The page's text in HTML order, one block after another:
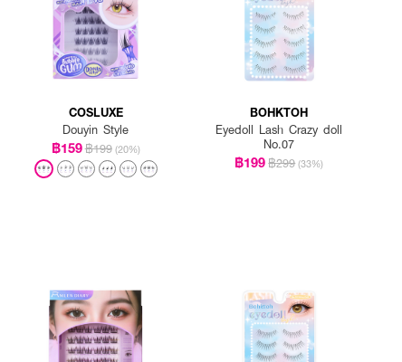
COSLUXE
Douyin Style
฿159฿199 (20%)
BOHKTOH
Eyedoll Lash Crazy doll
No.07
฿199฿299 (33%)